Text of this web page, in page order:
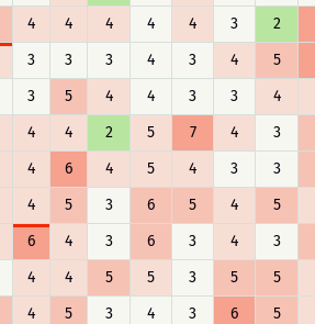
4 4 4 4 4 3 2
3 3 3 4 3 4 5
3 5 4 4 3 3 4
4 4 2 5 7 4 3
4 6 4 5 4 3 3
4 5 3 6 5 4 5
6 4 3 6 3 4 3
4 4 5 5 3 5 5
4 5 3 4 3 6 5